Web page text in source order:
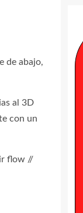
de abajo,
al 3D
con un
flow //